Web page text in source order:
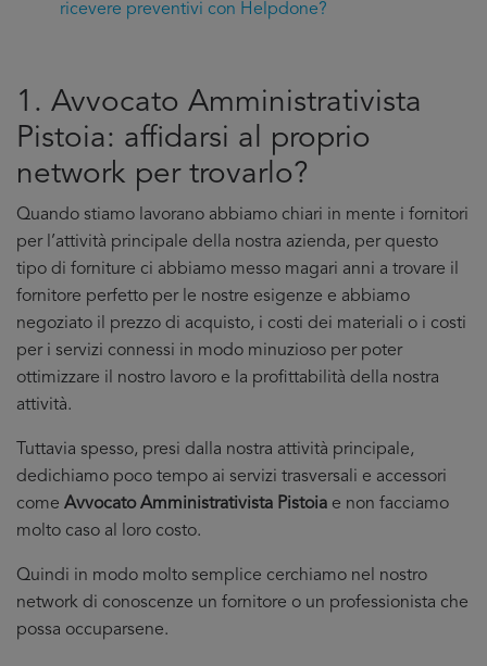
ricevere preventivi con Helpdone?
1. Avvocato Amministrativista
Pistoia: affidarsi al proprio
network per trovarlo?
Quando stiamo lavorano abbiamo chiari in mente i fornitori
per l’attività principale della nostra azienda, per questo
tipo di forniture ci abbiamo messo magari anni a trovare il
fornitore perfetto per le nostre esigenze e abbiamo
negoziato il prezzo di acquisto, i costi dei materiali o i costi
per i servizi connessi in modo minuzioso per poter
ottimizzare il nostro lavoro e la profittabilità della nostra
attività.
Tuttavia spesso, presi dalla nostra attività principale,
dedichiamo poco tempo ai servizi trasversali e accessori
come Avvocato Amministrativista Pistoia e non facciamo
molto caso al loro costo.
Quindi in modo molto semplice cerchiamo nel nostro
network di conoscenze un fornitore o un professionista che
possa occuparsene.